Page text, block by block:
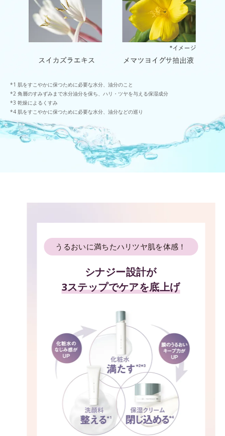
肌をすこやかに保つために必要な水分、油分のこと
角層のすみずみまで水分油分を保ち、ハリ・ツヤを与える保湿成分
乾燥によるくすみ
肌をすこやかに保つために必要な水分、油分などの巡り
うるおいに満ちたハリツヤ肌を体感！
シナジー設計が
3ステップでケアを底上げ